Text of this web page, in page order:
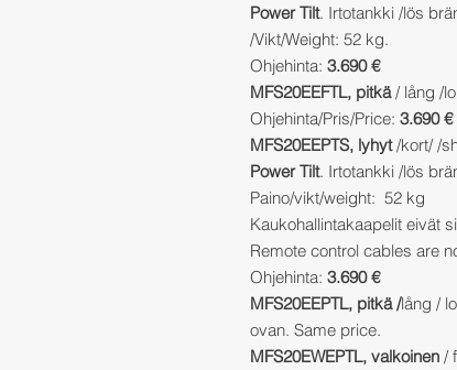
Power Tilt. Irtotankki /lös
/Vikt/Weight: 52 kg.
Ohjehinta: 3.690 €
MFS20EEFTL, pitkä/ lång /
Ohjehinta/Pris/Price: 3.690 €
MFS20EEPTS, lyhyt/kort/ /
Power Tilt. Irtotankki /lös
Paino/vikt/weight: 52 kg
Kaukohallintakaapelit eivät
Remote control cables are
Ohjehinta: 3.690 €
MFS20EEPTL, pitkä /lång /
ovan. Same price.
MFS20EWEPTL, valkoinen /